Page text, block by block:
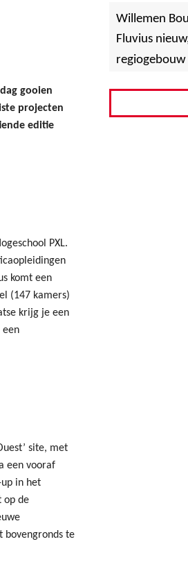
gooien
projecten
editie
PXL.
komt een
(147 kamers)
krijg je een
een
site, met
een vooraf
in het
op de
bovengronds te
Willemen
Fluvius